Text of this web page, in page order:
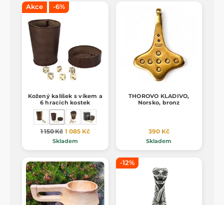
Akce -6%
Kožený kalíšek s víkem a
6 hracích kostek
1 150 Kč 1 085 Kč
Skladem
THOROVO KLADIVO,
Norsko, bronz
390 Kč
Skladem
-12%